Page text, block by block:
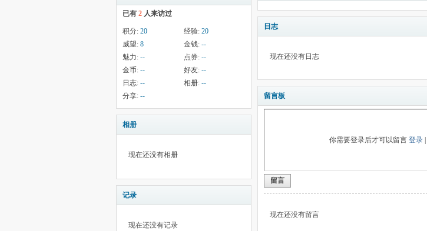
已有 2 人来访过
积分: 20 经验: 20
威望: 8 金钱: --
魅力: -- 点券: --
金币: -- 好友: --
日志: -- 相册: --
分享: --
相册
现在还没有相册
记录
现在还没有记录
日志
现在还没有日志
留言板
你需要登录后才可以留言 登录|
留言
现在还没有留言